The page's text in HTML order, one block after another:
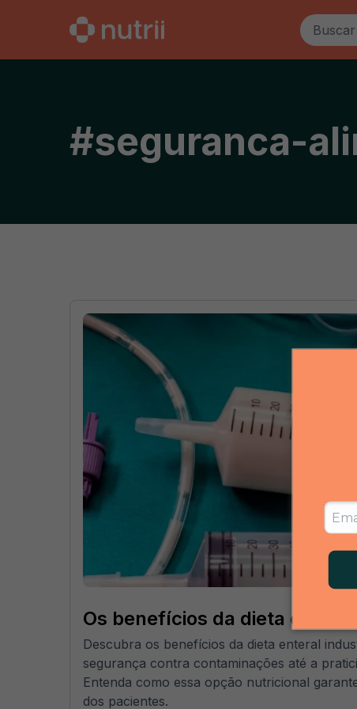
#seguranca-
Os benefícios da dieta enteral
Descubra os benefícios da dieta enteral
segurança contra contaminações até a
Entenda como essa opção nutricional
dos pacientes.